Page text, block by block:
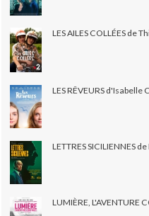
LES AILES COLLÉES de
LES RÊVEURS d'Isabelle
LETTRES SICILIENNES
LUMIÈRE, L'AVENTURE